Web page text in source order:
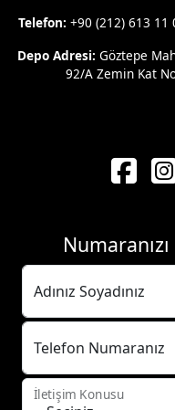
Telefon: +90 (212) 613
Depo Adresi: Göztepe
92/A Zemin Kat
Adınız Soyadınız
Telefon Numaranız
İletişim Konusu